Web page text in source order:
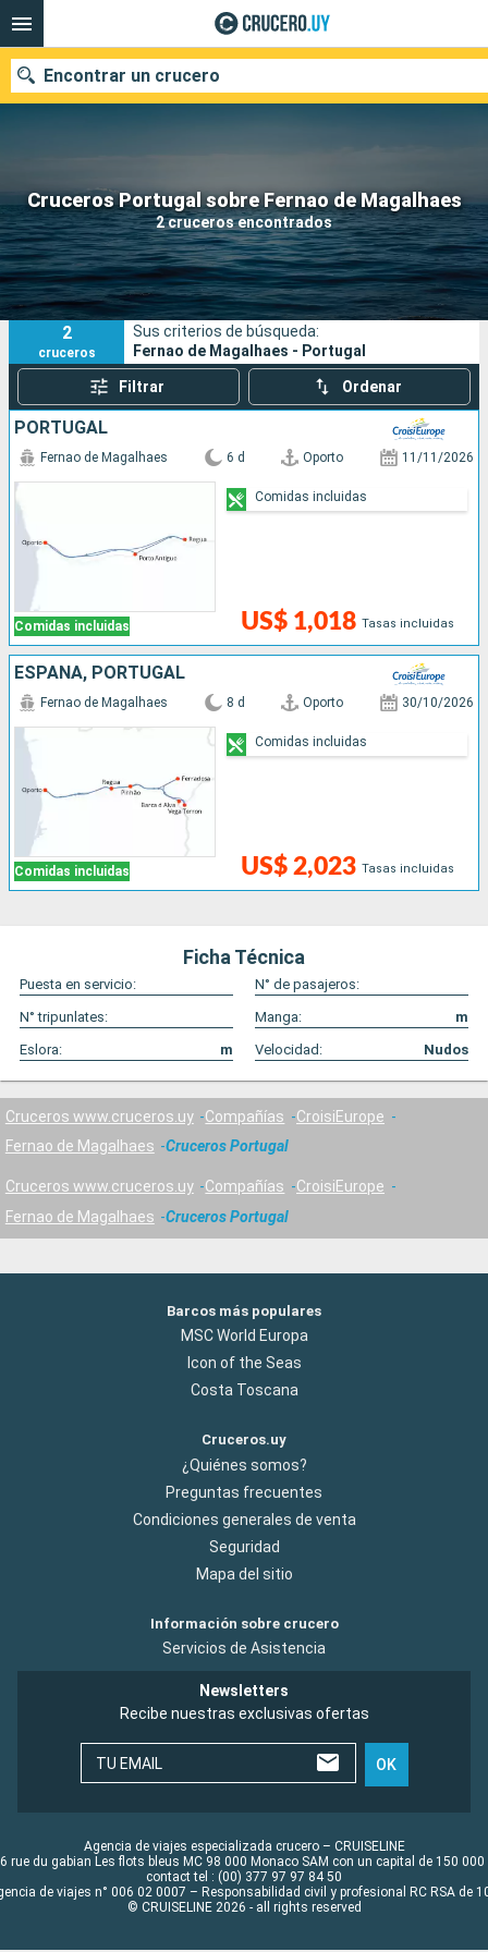
Cruceros Portugal sobre Fernao de Magalhaes
2 cruceros encontrados
Encontrar un crucero
Nuestros destinos
Fecha de salida
Puertos Compañías
Buscar
2
cruceros
Sus criterios de búsqueda:
Fernao de Magalhaes - Portugal
Filtrar Ordenar
PORTUGAL
Comidas incluidas
Fernao de Magalhaes 6 d Oporto 11/11/2026
US$ 1,018 Tasas incluidas
Comidas incluidas
ESPAÑA, PORTUGAL
Comidas incluidas
Fernao de Magalhaes 8 d Oporto 30/10/2026
US$ 2,023 Tasas incluidas
Comidas incluidas
Ficha Técnica
Puesta en servicio:
N° de pasajeros:
N° tripunlates:
Manga:
m
Eslora:
m Velocidad: Nudos
Cruceros www.cruceros.uy Compañías
CroisiEurope
Fernao de Magalhaes
Cruceros Portugal
Cruceros www.cruceros.uy Compañías
CroisiEurope
Fernao de Magalhaes
Cruceros Portugal
Barcos más populares
MSC World Europa
Icon of the Seas
Costa Toscana
Cruceros.uy
¿Quiénes somos?
Preguntas frecuentes
Condiciones generales de venta
Seguridad
Mapa del sitio
Información sobre crucero
Servicios de Asistencia
Newsletters
Recibe nuestras exclusivas ofertas
TU EMAIL OK
Agencia de viajes especializada crucero – CRUISELINE
rue du gabian Les flots bleus MC 98 000 Monaco SAM con un capital de 150 000
contact tel : (00) 377 97 97 84 50
de viajes n° 006 02 0007 – Responsabilidad civil y profesional RC RSA de
© CRUISELINE 2026 - all rights reserved